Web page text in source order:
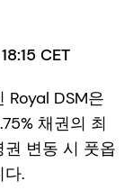
CET
Royal DSM은
채권의 최
변동 시 풋옵
.